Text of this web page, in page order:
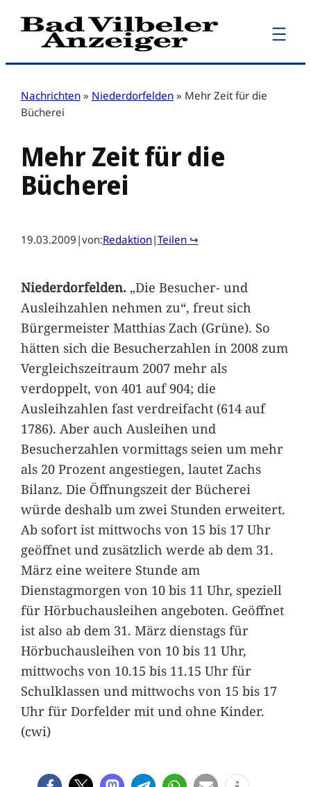
Zum
Inhalt
Nachrichten » Niederdorfelden » Mehr Zeit für die
Bücherei
Mehr Zeit für die
Bücherei
19.03.2009 |von:Redaktion|Teilen ↪
Niederdorfelden.„Die Besucher- und
Ausleihzahlen nehmen zu“, freut sich
Bürgermeister Matthias Zach (Grüne). So
hätten sich die Besucherzahlen in 2008 zum
Vergleichszeitraum 2007 mehr als
verdoppelt, von 401 auf 904; die
Ausleihzahlen fast verdreifacht (614 auf
1786). Aber auch Ausleihen und
Besucherzahlen vormittags seien um mehr
als 20 Prozent angestiegen, lautet Zachs
Bilanz. Die Öffnungszeit der Bücherei
würde deshalb um zwei Stunden erweitert.
Ab sofort ist mittwochs von 15 bis 17 Uhr
geöffnet und zusätzlich werde ab dem 31.
März eine weitere Stunde am
Dienstagmorgen von 10 bis 11 Uhr, speziell
für Hörbuchausleihen angeboten. Geöffnet
ist also ab dem 31. März dienstags für
Hörbuchausleihen von 10 bis 11 Uhr,
mittwochs von 10.15 bis 11.15 Uhr für
Schulklassen und mittwochs von 15 bis 17
Uhr für Dorfelder mit und ohne Kinder.
(cwi)